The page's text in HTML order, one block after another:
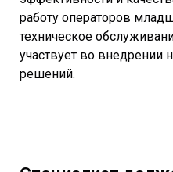
работу операторов
техническое
участвует во внедрении
решений.